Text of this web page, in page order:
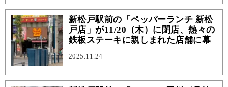
新松戸駅前の「ペッパーランチ 新松
戸店」が11/20（木）に閉店、熱々の
鉄板ステーキに親しまれた店舗に幕
2025.11.24